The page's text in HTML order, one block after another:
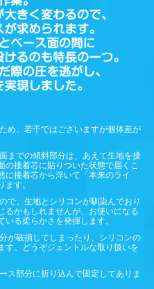
め、若干ではございますが個体差が
までの傾斜部分は、あえて生地を接
接着芯に貼りついた状態で届くこ
に接着芯から浮いて「本来のライ
す。
で、生地とシリコンが馴染んでおり
るかもしれませんが、お使いになる
る柔らかさを発揮します。
が破損してしまったり、シリコンの
す。どうぞジェントルな取り扱いを
ス部分に折り込んで固定してありま